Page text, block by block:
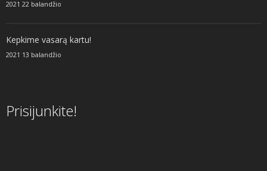
2021 22 balandžio
Kepkime vasarą kartu!
2021 13 balandžio
Prisijunkite!